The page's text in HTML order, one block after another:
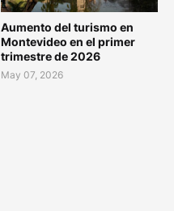
Aumento del turismo en
Montevideo en el primer
trimestre de 2026
May 07, 2026